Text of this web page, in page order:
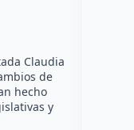
Claudia
de
hecho
y